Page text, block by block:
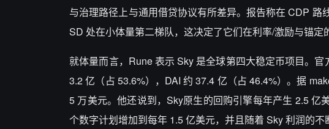
与治理路径上与通用借贷协议有所差异。报告称在CDP 路
SD 处在小体量第二梯队，这决定了它们在利率/激励与锚定
就体量而言， Rune表示Sky 是全球第四大稳定币项目。官
3.2亿（占 53.6%）， DAI约 37.4 亿（占 46.4%）。据
5 万美元。他还说到，Sky原生的回购引擎每年产生 2.5亿
个数字计划增加到每年 1.5亿美元，并且随着 Sky利润的不